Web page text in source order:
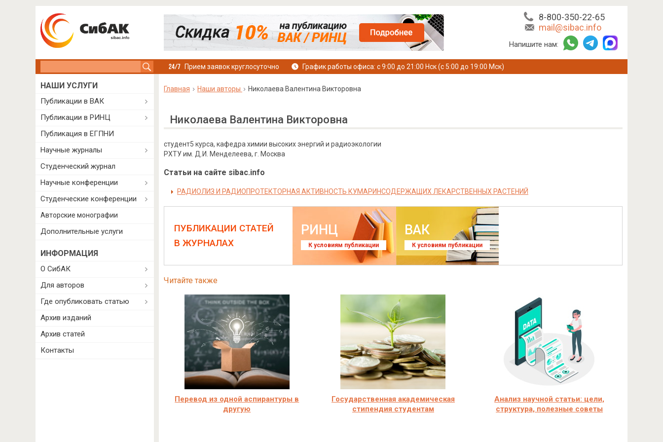
8-800-350-22-65
mail@sibac.info
Напишите нам:
Прием заявок круглосуточно График работы офиса: с 9:00 до 21:00 Нск (с 5:00 до 19:00 Мск)
Главная Наши авторы Николаева Валентина Викторовна
Николаева Валентина Викторовна
студент5 курса, кафедра химии высоких энергий и радиоэкологии
РХТУ им. Д.И. Менделеева, г. Москва
Статьи на сайте sibac.info
РАДИОЛИЗ И РАДИОПРОТЕКТОРНАЯ АКТИВНОСТЬ КУМАРИНСОДЕРЖАЩИХ ЛЕКАРСТВЕННЫХ РАСТЕНИЙ
ПУБЛИКАЦИИ СТАТЕЙ
В ЖУРНАЛАХ
РИНЦ
К условиям публикации
ВАК
К условиям публикации
Читайте также
Перевод из одной аспирантуры в
другую
Государственная академическая
стипендия студентам
Анализ научной статьи: цели,
структура, полезные советы
НАШИ УСЛУГИ
Публикации в ВАК
Публикации в РИНЦ
Публикация в ЕГПНИ
Научные журналы
Студенческий журнал
Научные конференции
Студенческие конференции
Авторские монографии
Дополнительные услуги
ИНФОРМАЦИЯ
О СибАК
Для авторов
Где опубликовать статью
Архив изданий
Архив статей
Контакты